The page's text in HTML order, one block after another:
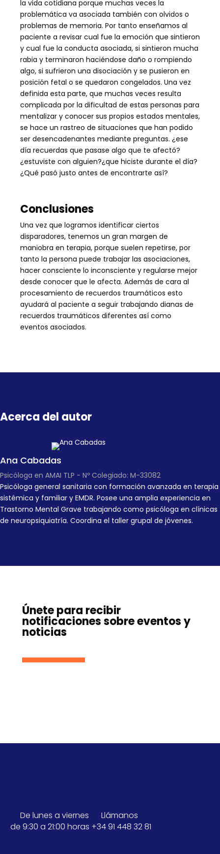
la vida cotidiana porque muchas veces la
problemática va asociada también con olvidos o
problemas de memoria. Por tanto enseñamos al
paciente a revisar cual fue la emoción que sintieron
y cual fue la conducta asociada, si sintieron mucha
rabia y terminaron haciéndose daño o rompiendo
algo, si sufrieron una disociación y se pusieron en
posición fetal o se quedaron congelados. Una vez
definida esta parte, que muchas veces resulta
complicada por la dificultad de estas personas para
mentalizar y conocer sus propios estados mentales,
se hace un rastreo de situaciones que han podido
ser desencadenantes mediante preguntas. ¿ese
día recuerdas que pasase algo que te afectó?
¿estuviste con alguien?¿que hiciste durante el día?
¿Qué pasó justo antes de encontrarte así?
Conclusiones
Una vez que logramos identificar ciertos
disparadores, tenemos un gran margen de
maniobra en terapia, porque suelen repetirse, por
tanto la persona puede trabajar las asociaciones,
hacer consciente lo inconsciente y regularse mejor
desde conocer que le afecta. Además de cara al
procesamiento de recuerdos traumáticos esto
ayudará al paciente a seguir trabajando dianas de
recuerdos traumáticos diferentes así como
eventos asociados.
Acerca del autor
Ana Cabadas
Psicóloga en AMAI TLP - Nº Colegiado: M-33082
Psicóloga general sanitaria con formación avanzada en terapia
sistémica y familiar y EMDR. Posee una amplia experiencia en
Trastorno Mental Grave trabajando como psicóloga en clínicas
de neuropsiquiatría. Coordina el taller grupal de jóvenes.
Únete para recibir
notificaciones sobre eventos y
noticias
De lunes a viernes
de 9:30 a 21:00 horas
Llámanos
+34 91 448 32 81